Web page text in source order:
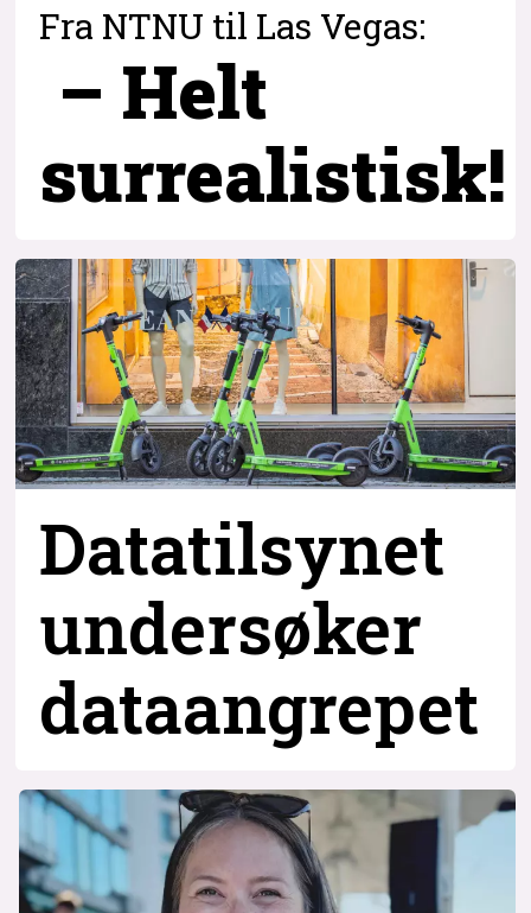
Fra NTNU til Las Vegas:
– Helt
surrealistisk!
Datatilsynet
undersøker
dataangrepet